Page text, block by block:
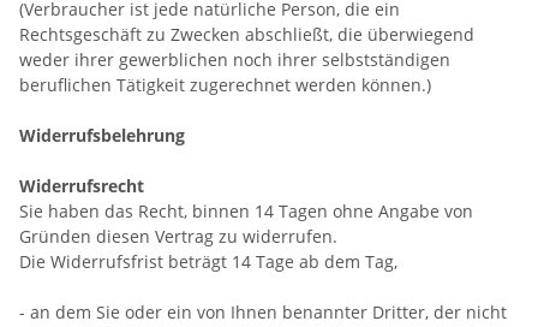
(Verbraucher ist jede natürliche Person, die ein
Rechtsgeschäft zu Zwecken abschließt, die überwiegend
weder ihrer gewerblichen noch ihrer selbstständigen
beruflichen Tätigkeit zugerechnet werden können.)
Widerrufsbelehrung
Widerrufsrecht
Sie haben das Recht, binnen 14 Tagen ohne Angabe von
Gründen diesen Vertrag zu widerrufen.
Die Widerrufsfrist beträgt 14 Tage ab dem Tag,
- an dem Sie oder ein von Ihnen benannter Dritter, der nicht